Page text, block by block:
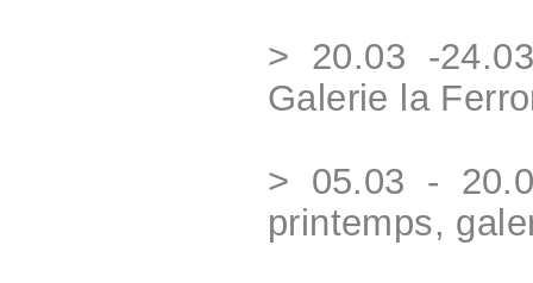
> 20.03 -
Galerie la
> 05.03 -
printemps,